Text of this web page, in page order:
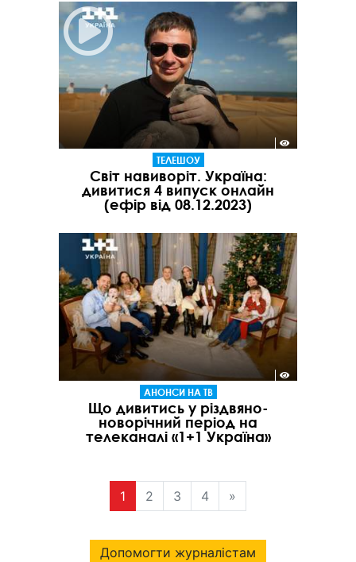
ТЕЛЕШОУ
Світ навиворіт. Україна:
дивитися 4 випуск онлайн
(ефір від 08.12.2023)
АНОНСИ НА ТВ
Що дивитись у різдвяно-
новорічний період на
телеканалі «1+1 Україна»
1 2 3 4 »
Допомогти журналістам